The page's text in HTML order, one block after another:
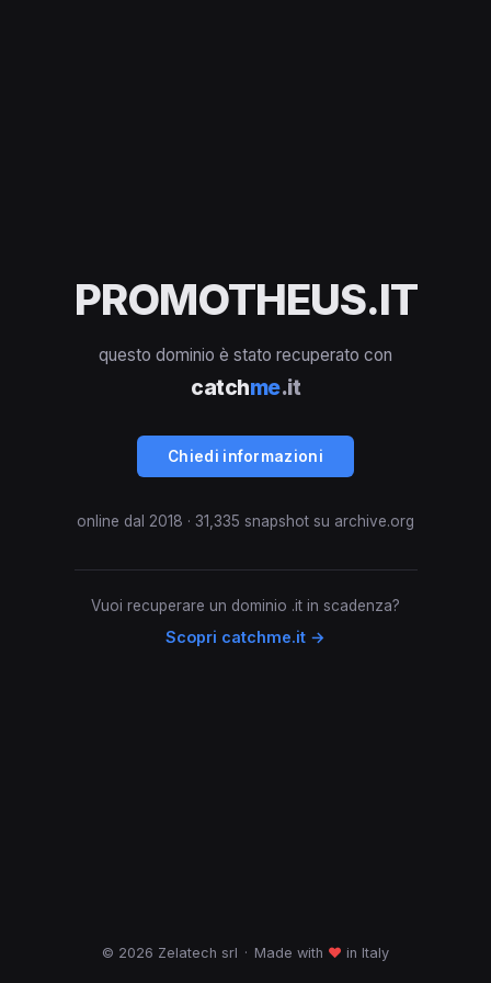
PROMOTHEUS.IT
questo dominio è stato recuperato con
catchme.it
Chiedi informazioni
online dal 2018 · 31,335 snapshot su archive.org
Vuoi recuperare un dominio .it in scadenza?
Scopri catchme.it →
© 2026 Zelatech srl · Made with ♥ in Italy